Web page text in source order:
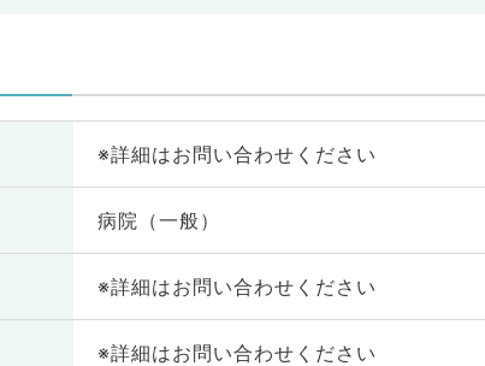
※詳細はお問い合わせください
病院（一般）
※詳細はお問い合わせください
※詳細はお問い合わせください